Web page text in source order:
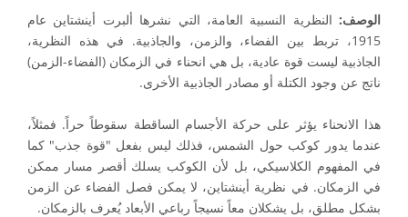
الوصف: النظرية النسبية العامة، التي نشرها ألبرت أينشتاين عام
1915، تربط بين الفضاء، والزمن، والجاذبية. في هذه النظرية،
الجاذبية ليست قوة عادية، بل هي انحناء في الزمكان (الفضاء-الزمن)
ناتج عن وجود الكتلة أو مصادر الجاذبية الأخرى.
هذا الانحناء يؤثر على حركة الأجسام الساقطة سقوطاً حراً. فمثلاً،
عندما يدور كوكب حول الشمس، فذلك ليس بفعل "قوة جذب" كما
في المفهوم الكلاسيكي، بل لأن الكوكب يسلك أقصر مسار ممكن
في الزمكان. في نظرية أينشتاين، لا يمكن فصل الفضاء عن الزمن
بشكل مطلق، بل يشكلان معاً نسيجاً رباعي الأبعاد يُعرف بالزمكان.